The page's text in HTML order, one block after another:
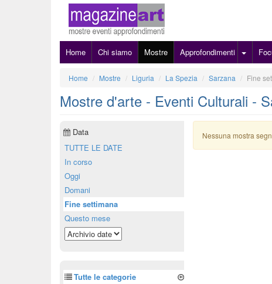
Home Chi siamo Mostre Approfondimenti
Home Mostre Liguria La Spezia Sarzana Fine
Mostre d'arte - Eventi Culturali -
Nessuna mostra
Data
TUTTE LE DATE
In corso
Oggi
Domani
Fine settimana
Questo mese
Tutte le categorie